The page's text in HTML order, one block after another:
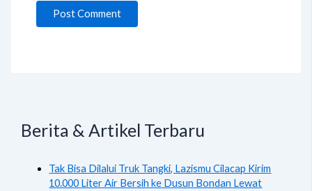
Berita & Artikel Terbaru
Tak Bisa Dilalui Truk Tangki, Lazismu Cilacap Kirim
10.000 Liter Air Bersih ke Dusun Bondan Lewat